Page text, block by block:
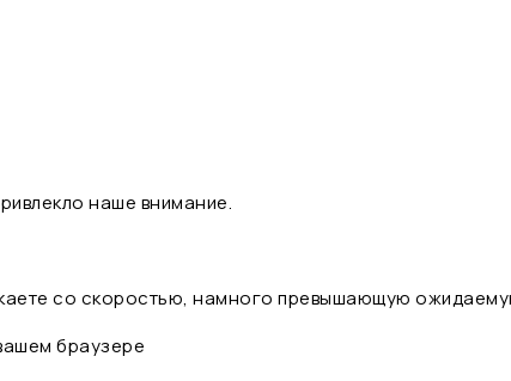
наше внимание.
со скоростью, намного превышающую
браузере